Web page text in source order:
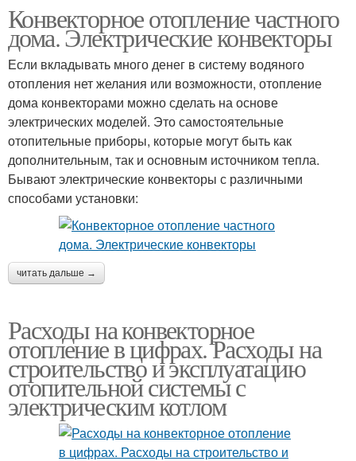
Конвекторное отопление частного
дома. Электрические конвекторы
Если вкладывать много денег в систему водяного
отопления нет желания или возможности, отопление
дома конвекторами можно сделать на основе
электрических моделей. Это самостоятельные
отопительные приборы, которые могут быть как
дополнительным, так и основным источником тепла.
Бывают электрические конвекторы с различными
способами установки:
читать дальше →
Расходы на конвекторное
отопление в цифрах. Расходы на
строительство и эксплуатацию
отопительной системы с
электрическим котлом